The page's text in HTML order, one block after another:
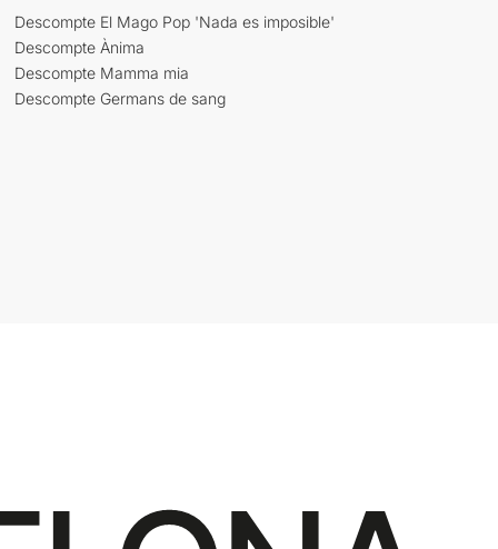
Descompte El Mago Pop 'Nada es imposible'
Descompte Ànima
Descompte Mamma mia
Descompte Germans de sang